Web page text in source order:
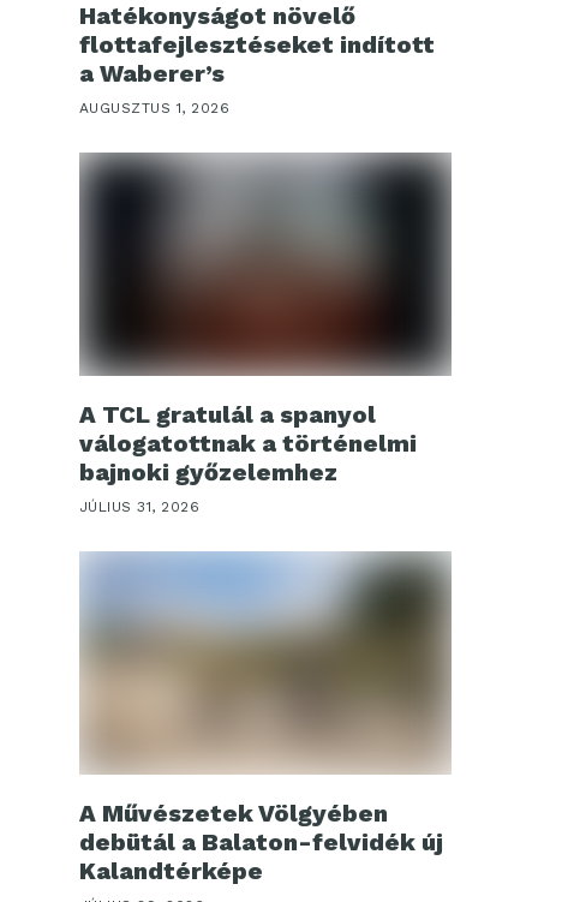
Hatékonyságot növelő
flottafejlesztéseket indított
a Waberer’s
AUGUSZTUS 1, 2026
A TCL gratulál a spanyol
válogatottnak a történelmi
bajnoki győzelemhez
JÚLIUS 31, 2026
A Művészetek Völgyében
debütál a Balaton-felvidék új
Kalandtérképe